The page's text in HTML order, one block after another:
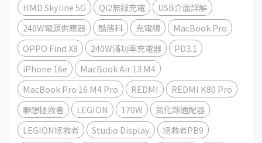
HMD Skyline 5G
Qi2無線充電
USB介面詳解
240W電源供應器
酷態科 充電線
MacBook Pro
OPPO Find X8
240W滿功率充電器
PD3.1
iPhone 16e
MacBook Air 13 M4
MacBook Pro 16 M4 Pro
REDMI
REDMI K80 Pro
聯想拯救者
LEGION 170W
氮化鎵適配器
LEGION拯救者
Studio Display
拯救者PB9